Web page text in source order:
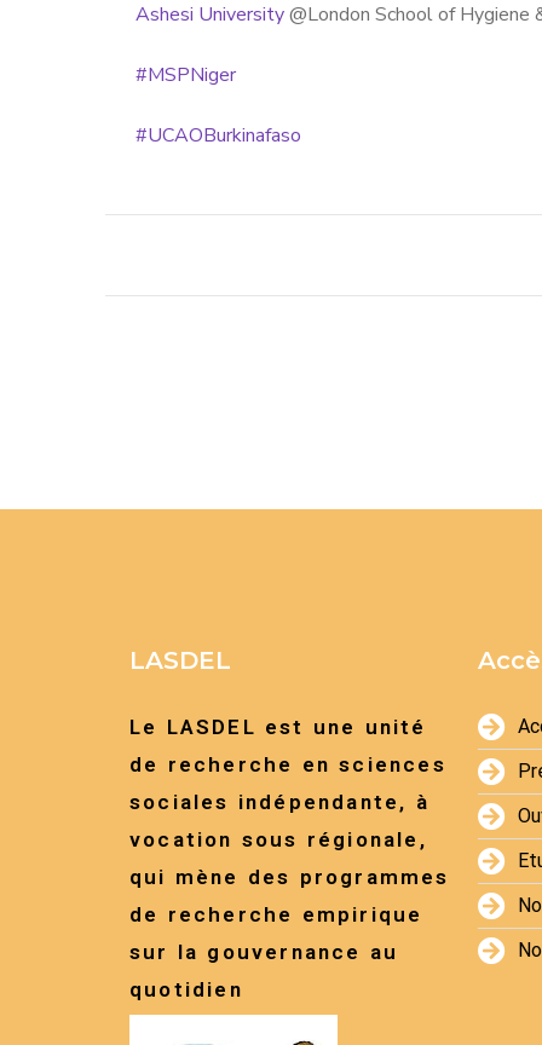
Ashesi University@London School of Hygiene
#MSPNiger
#UCAOBurkinafaso
LASDEL
Le LASDEL est une unité
de recherche en sciences
sociales indépendante, à
vocation sous régionale,
qui mène des programmes
de recherche empirique
sur la gouvernance au
quotidien